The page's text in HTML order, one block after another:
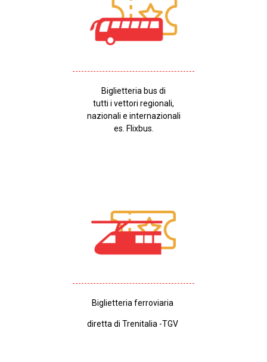
Biglietteria bus di
tutti i vettori regionali,
nazionali e internazionali
es. Flixbus.
Biglietteria ferroviaria
diretta di Trenitalia -TGV